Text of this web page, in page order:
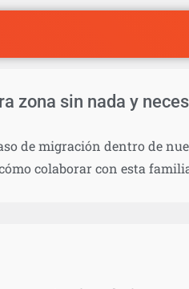
zona sin nada y
de migración dentro de
colaborar con esta